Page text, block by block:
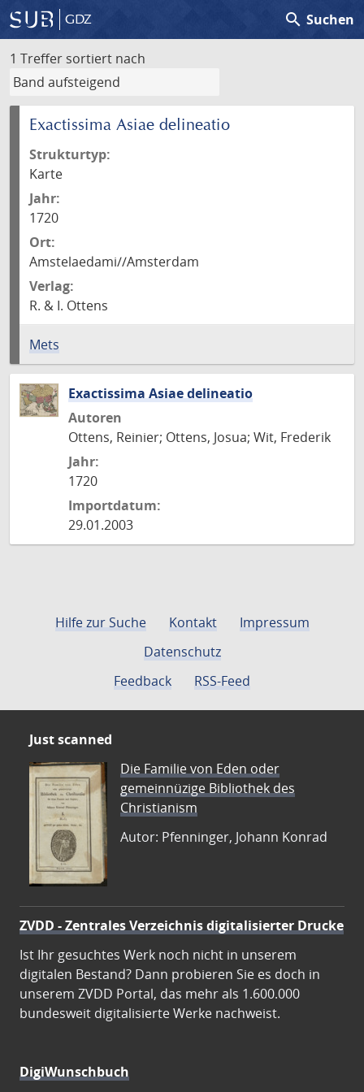
GDZ search Suchen
1 Treffer sortiert nach
Exactissima Asiae delineatio
Strukturtyp:
Karte
Jahr:
1720
Ort:
Amstelaedami//Amsterdam
Verlag:
R. & I. Ottens
Mets
Exactissima Asiae delineatio
Autoren
Ottens, Reinier; Ottens, Josua; Wit, Frederik
Jahr:
1720
Importdatum:
29.01.2003
Hilfe zur Suche Kontakt
Impressum
Datenschutz
Feedback
RSS-Feed
Just scanned
Die Familie von Eden oder
gemeinnüzige Bibliothek des
Christianism
Autor: Pfenninger, Johann Konrad
ZVDD - Zentrales Verzeichnis digitalisierter Drucke
Ist Ihr gesuchtes Werk noch nicht in unserem
digitalen Bestand? Dann probieren Sie es doch in
unserem ZVDD Portal, das mehr als 1.600.000
bundesweit digitalisierte Werke nachweist.
DigiWunschbuch